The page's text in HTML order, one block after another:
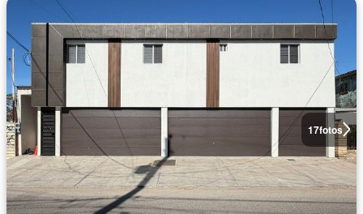
17fotos